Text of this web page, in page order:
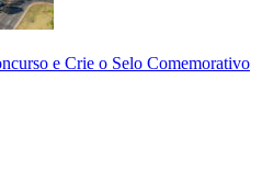
e Crie o Selo Comemorativo